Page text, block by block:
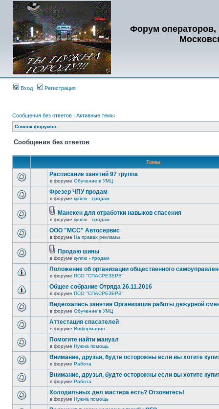
Форум операторов,
Вход Регистрация
Сообщения без ответов | Активные темы
Список форумов
Сообщения без ответов
Темы
Расписание занятий 97 группа
в форуме Обучение в УМЦ
Фрезер ЧПУ продам
в форуме куплю - продам
Манекен для отработки навыков спасения
в форуме куплю - продам
ООО "МСС" Автосервис
в форуме На правах рекламы
Продаю шины
в форуме куплю - продам
Положение об организации общественного
в форуме ПСО "СПАСРЕЗЕРВ"
Общее собрание Отряда 26.11.2016
в форуме ПСО "СПАСРЕЗЕРВ"
Видеозапись занятия Организация работы дежурной
в форуме Обучение в УМЦ
Аттестация спасателей
в форуме Информация
Помогите найти мануал
в форуме Нужна помощь
Внимание, друзья, будте осторожны если вы хотите
в форуме Работа
Внимание, друзья, будте осторожны если вы хотите
в форуме Работа
Холодильных дел мастера есть? Отзовитесь!
в форуме Нужна помощь